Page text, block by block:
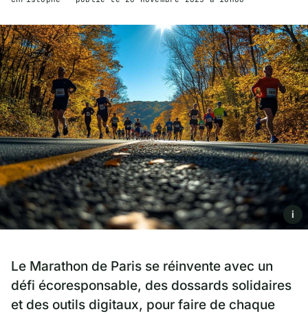
i
Le Marathon de Paris se réinvente avec un
défi écoresponsable, des dossards solidaires
et des outils digitaux, pour faire de chaque